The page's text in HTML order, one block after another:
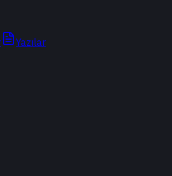
Yazılar